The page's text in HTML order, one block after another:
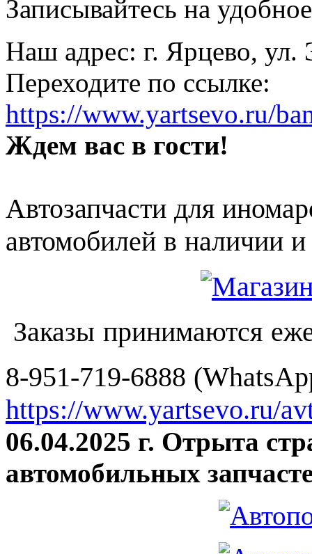
Записывайтесь на
Наш адрес: г. Ярцево, ул.
Переходите по ссылке:
https://www.yartsevo.ru/
Ждем вас в гости!
Автозапчасти для
автомобилей в наличии и
Заказы принимаются
8-951-719-6888
https://www.yartsevo.ru/
06.04.2025 г. Отрыта
автомобильных